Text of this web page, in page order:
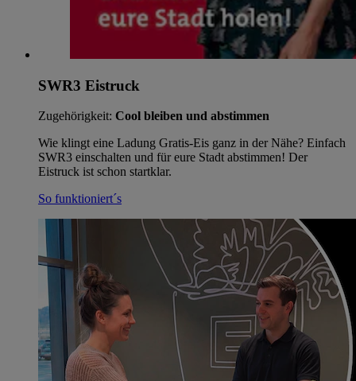
SWR3 Eistruck
Zugehörigkeit: Cool bleiben und abstimmen
Wie klingt eine Ladung Gratis-Eis ganz in der Nähe? Einfach
SWR3 einschalten und für eure Stadt abstimmen! Der
Eistruck ist schon startklar.
So funktioniert´s